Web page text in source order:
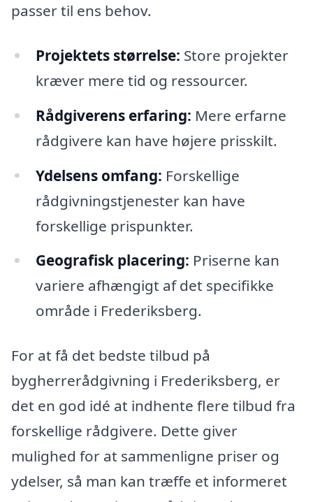
passer til ens behov.
Projektets størrelse: Store projekter
kræver mere tid og ressourcer.
Rådgiverens erfaring: Mere erfarne
rådgivere kan have højere prisskilt.
Ydelsens omfang: Forskellige
rådgivningstjenester kan have
forskellige prispunkter.
Geografisk placering: Priserne kan
variere afhængigt af det specifikke
område i Frederiksberg.
For at få det bedste tilbud på
bygherrerådgivning i Frederiksberg, er
det en god idé at indhente flere tilbud fra
forskellige rådgivere. Dette giver
mulighed for at sammenligne priser og
ydelser, så man kan træffe et informeret